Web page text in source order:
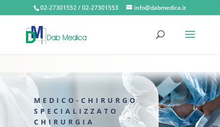
02-27301552 / 02-27301553 info@dabmedica.it
MEDICO-CHIRURGO
SPECIALIZZATO
CHIRURGIA